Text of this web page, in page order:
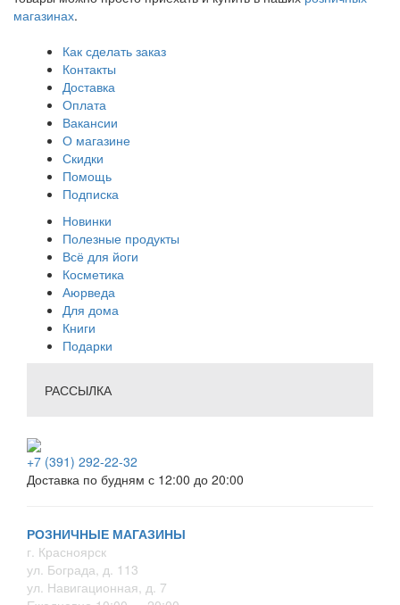
магазинах.
Как сделать заказ
Контакты
Доставка
Оплата
Вакансии
О магазине
Скидки
Помощь
Подписка
Новинки
Полезные продукты
Всё для йоги
Косметика
Аюрведа
Для дома
Книги
Подарки
РАССЫЛКА
+7 (391) 292-22-32
Доставка по будням с 12:00 до 20:00
РОЗНИЧНЫЕ МАГАЗИНЫ
г. Красноярск
ул. Бограда, д. 113
ул. Навигационная, д. 7